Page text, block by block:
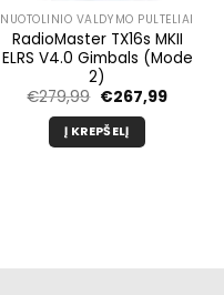
NUOTOLINIO VALDYMO PULTELIAI
RadioMaster TX16s MKII
ELRS V4.0 Gimbals (Mode
2)
€279,99 Pradinė
buvo:
€279,99.
€267,99
Į KREPŠELĮ